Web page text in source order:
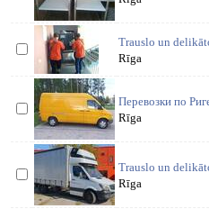
Trauslo un
Rīga
Перевозки по
Rīga
Trauslo un
Rīga